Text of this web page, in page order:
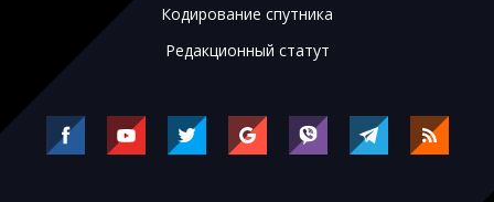
Кодирование спутника
Редакционный статут